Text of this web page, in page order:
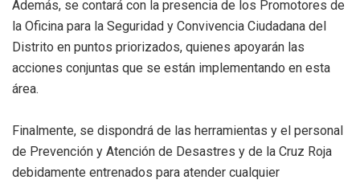
Además, se contará con la presencia de los Promotores de
la Oficina para la Seguridad y Convivencia Ciudadana del
Distrito en puntos priorizados, quienes apoyarán las
acciones conjuntas que se están implementando en esta
área.
Finalmente, se dispondrá de las herramientas y el personal
de Prevención y Atención de Desastres y de la Cruz Roja
debidamente entrenados para atender cualquier